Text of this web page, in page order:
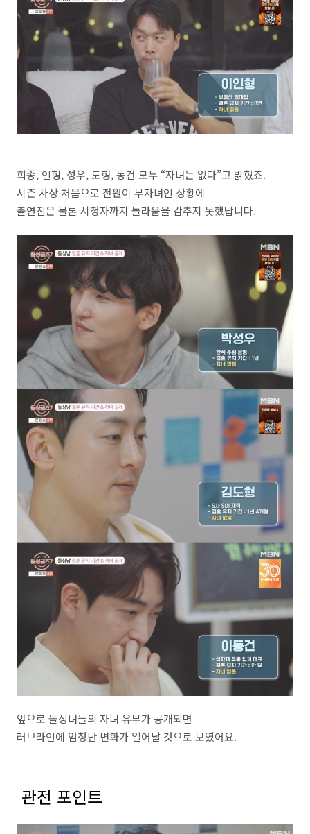
희종, 인형, 성우, 도형, 동건 모두 “자녀는 없다”고 밝혔죠.
시즌 사상 처음으로 전원이 무자녀인 상황에
출연진은 물론 시청자까지 놀라움을 감추지 못했답니다.
앞으로 돌싱녀들의 자녀 유무가 공개되면
러브라인에 엄청난 변화가 일어날 것으로 보였어요.
관전 포인트